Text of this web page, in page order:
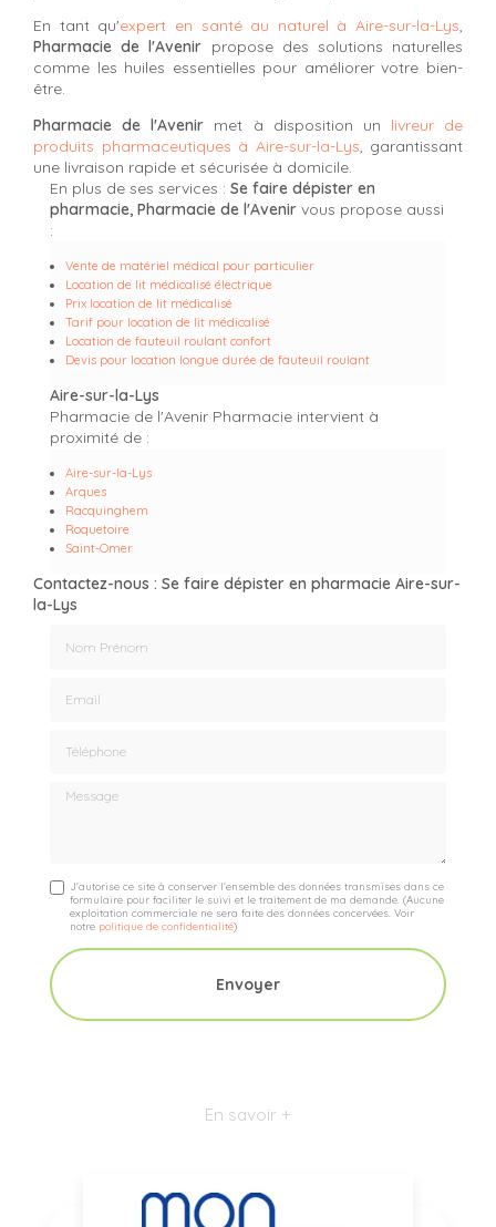
En tant qu'expert en santé au naturel à Aire-sur-la-Lys,
Pharmacie de l'Avenir propose des solutions naturelles
comme les huiles essentielles pour améliorer votre bien-
être.
Pharmacie de l'Avenir met à disposition un livreur de
produits pharmaceutiques à Aire-sur-la-Lys, garantissant
une livraison rapide et sécurisée à domicile.
En plus de ses services : Se faire dépister en
pharmacie, Pharmacie de l'Avenir vous propose aussi
:
Vente de matériel médical pour particulier
Location de lit médicalisé électrique
Prix location de lit médicalisé
Tarif pour location de lit médicalisé
Location de fauteuil roulant confort
Devis pour location longue durée de fauteuil roulant
Aire-sur-la-Lys
Pharmacie de l'Avenir Pharmacie intervient à
proximité de :
Aire-sur-la-Lys
Arques
Racquinghem
Roquetoire
Saint-Omer
Contactez-nous : Se faire dépister en pharmacie Aire-sur-
la-Lys
Message
J'autorise ce site à conserver l'ensemble des données transmises dans ce
formulaire pour faciliter le suivi et le traitement de ma demande.(Aucune
exploitation commerciale ne sera faite des données concervées. Voir
notre politique de confidentialité)
En savoir +